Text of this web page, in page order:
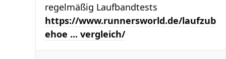
regelmäßig Laufbandtests
https://www.runnersworld.de/laufzub
ehoe ... vergleich/